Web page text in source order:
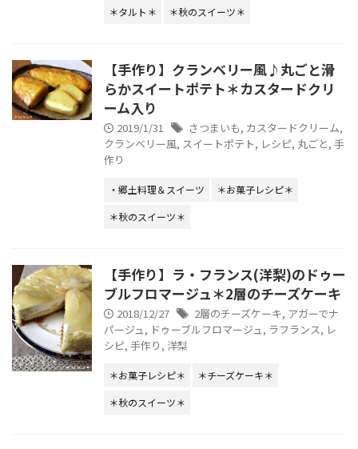
＊タルト＊
＊秋のスイーツ＊
【手作り】クランベリー風♪丸ごと滑
らかスイートポテト＊カスタードクリ
ーム入り
2019/1/31 さつまいも, カスタードクリーム,
クランベリー風, スイートポテト, レシピ, 丸ごと, 手
作り
・郷土料理＆スイーツ
＊お菓子レシピ＊
＊秋のスイーツ＊
【手作り】ラ・フランス(洋梨)のドゥー
ブルフロマージュ＊2層のチーズケーキ
2018/12/27 2層のチーズケーキ, アガーでナ
パージュ, ドゥーブルフロマージュ, ラフランス, レ
シピ, 手作り , 洋梨
＊お菓子レシピ＊
＊チーズケーキ＊
＊秋のスイーツ＊